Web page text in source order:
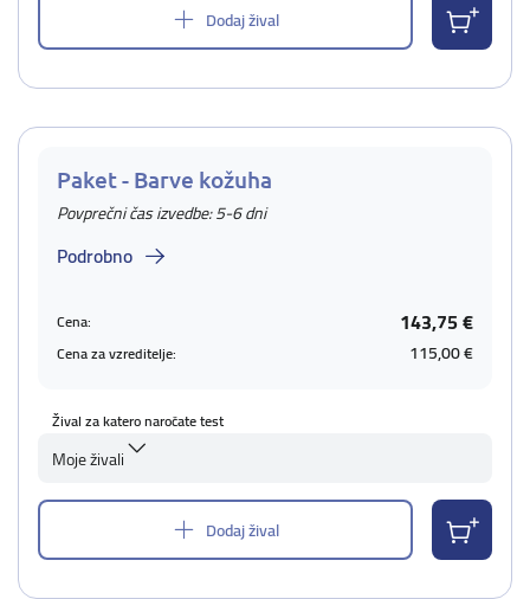
Dodaj žival
Paket - Barve kožuha
Povprečni čas izvedbe: 5-6 dni
Podrobno
Cena: 143,75 €
Cena za vzreditelje: 115,00 €
Žival za katero naročate test
Moje živali
Dodaj žival